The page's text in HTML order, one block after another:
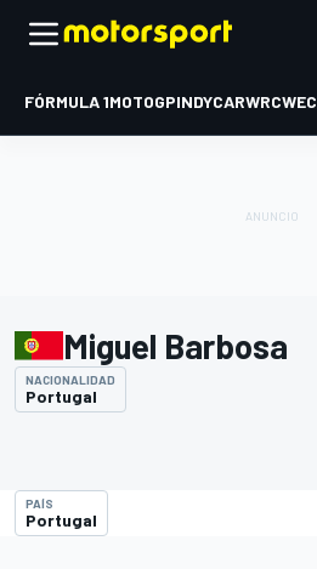
FÓRMULA 1MOTOGPINDYCARWRCWEC
Miguel Barbosa
NACIONALIDAD
Portugal
PAÍS
Portugal